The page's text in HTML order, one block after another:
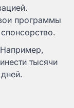
программы
тысячи